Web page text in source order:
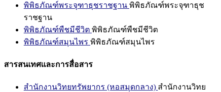
พิพิธภัณฑ์พระจุฑาธุชราชฐาน พิพิธภัณฑ์พระจุฑาธุช
ราชฐาน
พิพิธภัณฑ์พืชมีชีวิต พิพิธภัณฑ์พืชมีชีวิต
พิพิธภัณฑ์สมุนไพร พิพิธภัณฑ์สมุนไพร
สารสนเทศและการสื่อสาร
สำนักงานวิทยทรัพยากร (หอสมุดกลาง) สำนักงานวิทย